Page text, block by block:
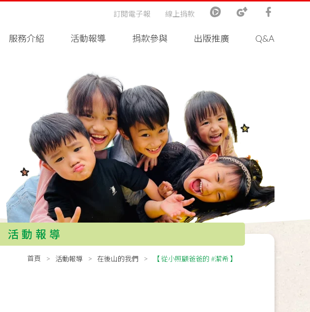
服務介紹 活動報導 捐款參與 出版推廣 Q&A
訂閱電子報 線上捐款
活動報導
首頁 活動報導 在後山的我們 【 從小照顧爸爸的 #潔希 】